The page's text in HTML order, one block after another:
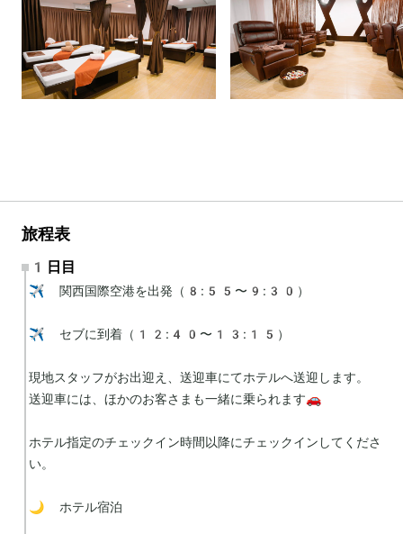
旅程表
1日目
✈️ 関西国際空港を出発（8:55〜9:30）
✈️ セブに到着（12:40〜13:15）
現地スタッフがお出迎え、送迎車にてホテルへ送迎します。
送迎車には、ほかのお客さまも一緒に乗られます🚗
ホテル指定のチェックイン時間以降にチェックインしてくださ
い。
🌙 ホテル宿泊